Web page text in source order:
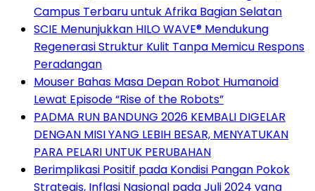
Campus Terbaru untuk Afrika Bagian Selatan
SCIE Menunjukkan HILO WAVE® Mendukung
Regenerasi Struktur Kulit Tanpa Memicu Respons
Peradangan
Mouser Bahas Masa Depan Robot Humanoid
Lewat Episode “Rise of the Robots”
PADMA RUN BANDUNG 2026 KEMBALI DIGELAR
DENGAN MISI YANG LEBIH BESAR, MENYATUKAN
PARA PELARI UNTUK PERUBAHAN
Berimplikasi Positif pada Kondisi Pangan Pokok
Strategis, Inflasi Nasional pada Juli 2024 yang